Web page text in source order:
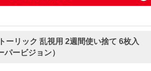
ーリック 乱視用 2週間使い捨て 6枚入
パービジョン）